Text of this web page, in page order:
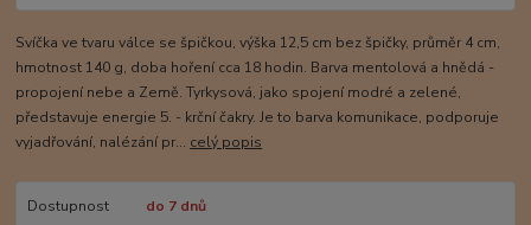
Svíčka ve tvaru válce se špičkou, výška 12,5 cm bez špičky, průměr 4 cm,
hmotnost 140 g, doba hoření cca 18 hodin. Barva mentolová a hnědá -
propojení nebe a Země. Tyrkysová, jako spojení modré a zelené,
představuje energie 5. - krční čakry. Je to barva komunikace, podporuje
vyjadřování, nalézání pr... celý popis
Dostupnost do 7 dnů